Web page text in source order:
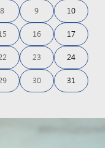
8 9 10
16 17
23 24
30 31